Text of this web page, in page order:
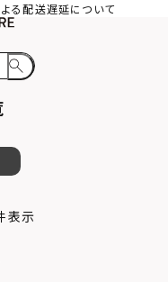
る配送遅延について
表示